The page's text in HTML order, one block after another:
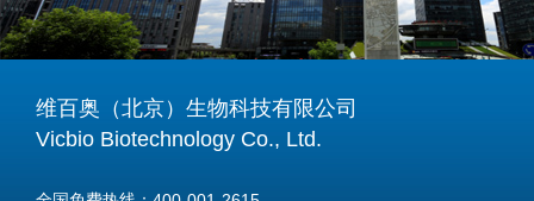
维百奥（北京）生物科技有限公司
Vicbio Biotechnology Co., Ltd.